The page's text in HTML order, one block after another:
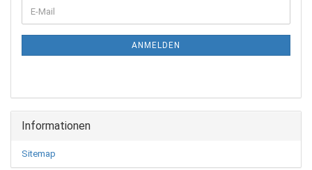
ZUR
E-
Mail
ANMELDEN
Informationen
Sitemap